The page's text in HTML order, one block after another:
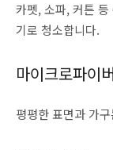
카펫, 소파, 커튼
기로 청소합니다.
마이크로파이
평평한 표면과 가